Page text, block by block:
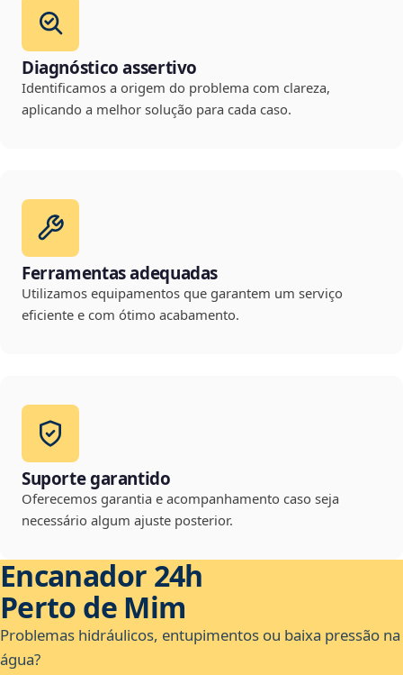
Diagnóstico assertivo
Identificamos a origem do problema com clareza,
aplicando a melhor solução para cada caso.
Ferramentas adequadas
Utilizamos equipamentos que garantem um serviço
eficiente e com ótimo acabamento.
Suporte garantido
Oferecemos garantia e acompanhamento caso seja
necessário algum ajuste posterior.
Encanador 24h
Perto de Mim
Problemas hidráulicos, entupimentos ou baixa pressão na
água?